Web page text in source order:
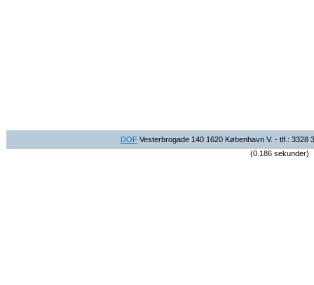
DOFVesterbrogade 140 1620 København V. - tlf.: 3328
(0.186 sekunder)